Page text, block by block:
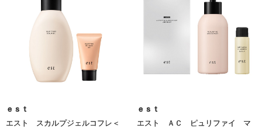
ｅｓｔ
エスト スカルプジェルコフレ＜
ｅｓｔ
エスト ＡＣ ピュリファイ マ